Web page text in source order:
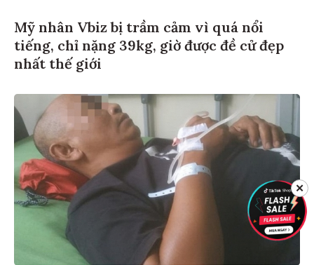
Mỹ nhân Vbiz bị trầm cảm vì quá nổi
tiếng, chỉ nặng 39kg, giờ được đề cử đẹp
nhất thế giới
✕